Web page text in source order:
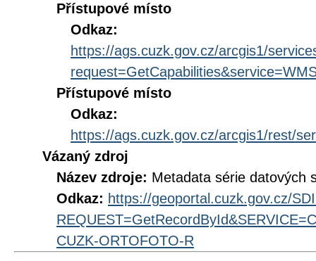
Přístupové místo
Odkaz:
https://ags.cuzk.gov.cz/arcgis1/
Přístupové místo
Odkaz:
https://ags.cuzk.gov.cz/arcgis1/rest/
Vázaný zdroj
Název zdroje: Metadata série datových
Odkaz: https://geoportal.cuzk.gov.cz/
CUZK-ORTOFOTO-R